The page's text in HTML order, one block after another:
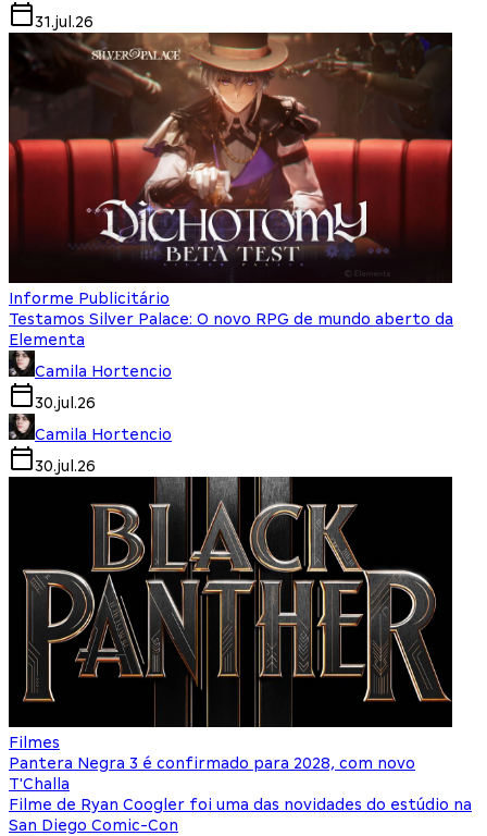
31.jul.26
Informe Publicitário
Testamos Silver Palace: O novo RPG de mundo aberto da
Elementa
Camila Hortencio
30.jul.26
Camila Hortencio
30.jul.26
Filmes
Pantera Negra 3 é confirmado para 2028, com novo
T'Challa
Filme de Ryan Coogler foi uma das novidades do estúdio na
San Diego Comic-Con